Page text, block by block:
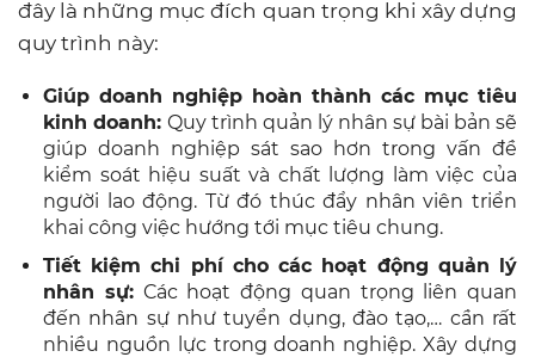
đây là những mục đích quan trọng khi xây dựng
quy trình này:
Giúp doanh nghiệp hoàn thành các mục tiêu
kinh doanh: Quy trình quản lý nhân sự bài bản sẽ
giúp doanh nghiệp sát sao hơn trong vấn đề
kiểm soát hiệu suất và chất lượng làm việc của
người lao động. Từ đó thúc đẩy nhân viên triển
khai công việc hướng tới mục tiêu chung.
Tiết kiệm chi phí cho các hoạt động quản lý
nhân sự:Các hoạt động quan trọng liên quan
đến nhân sự như tuyển dụng, đào tạo,… cần rất
nhiều nguồn lực trong doanh nghiệp. Xây dựng